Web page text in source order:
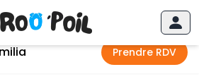
de la Familia
Prendre RDV